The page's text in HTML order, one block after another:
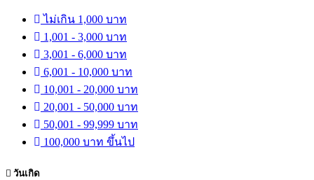
ไม่เกิน 1,000 บาท
1,001 - 3,000 บาท
3,001 - 6,000 บาท
6,001 - 10,000 บาท
10,001 - 20,000 บาท
20,001 - 50,000 บาท
50,001 - 99,999 บาท
100,000 บาท ขึ้นไป
วันเกิด